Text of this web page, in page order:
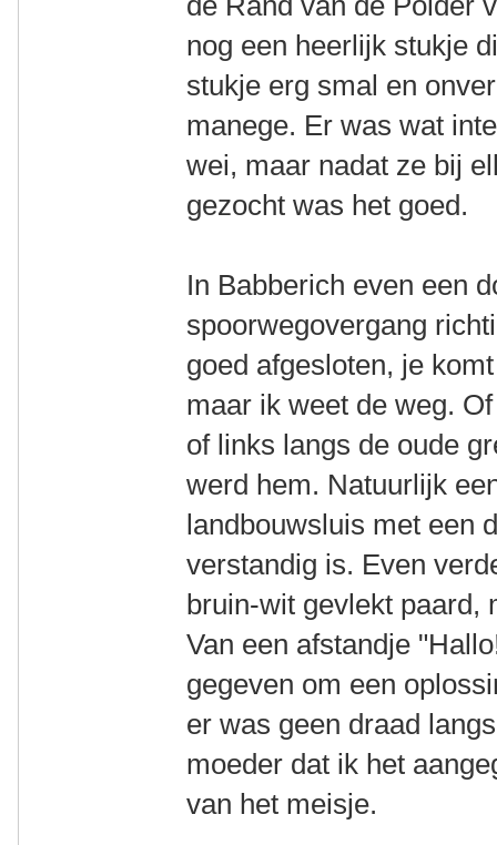
nog een heerlijk stukje
stukje erg smal en
manege. Er was wat
wei, maar nadat ze bij
gezocht was het goed.
In Babberich even een
spoorwegovergang
goed afgesloten, je
maar ik weet de weg.
of links langs de oude
werd hem. Natuurlijk
landbouwsluis met een
verstandig is. Even
bruin-wit gevlekt paard,
Van een afstandje
gegeven om een
er was geen draad
moeder dat ik het
van het meisje.